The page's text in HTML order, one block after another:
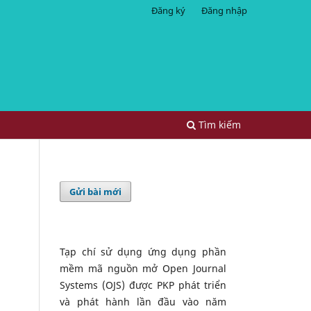
Tìm kiếm
Đăng ký Đăng nhập
Gửi bài mới
Tạp chí sử dụng ứng dụng phần
mềm mã nguồn mở Open Journal
Systems (OJS) được PKP phát triển
và phát hành lần đầu vào năm